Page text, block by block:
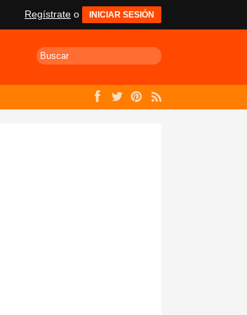
Regístrate o INICIAR SESIÓN